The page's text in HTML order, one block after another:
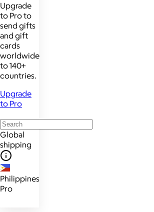
Upgrade
to Pro to
send gifts
and gift
cards
worldwide
to 140+
countries.
Upgrade
to Pro
Global
shipping
Philippines
Pro